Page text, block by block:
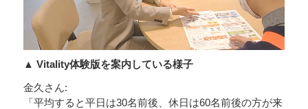
▲ Vitality体験版を案内している様子
金久さん:
「平均すると平日は30名前後、休日は60名前後の方が来